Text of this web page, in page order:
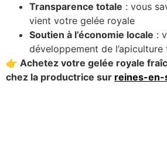
Transparence totale : vous
vient votre gelée royale
Soutien à l’économie locale :
développement de l’apiculture
👉 Achetez votre gelée royale
chez la productrice sur reines-